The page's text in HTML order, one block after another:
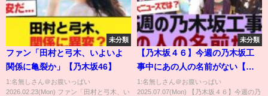
未分類
ファン「田村と弓木、いよいよ
関係に亀裂か」【乃木坂46】
1:名無しさん＠お腹いっぱい
2026.02.23(Mon) ファン「田村と弓木、い
未分類
【乃木坂４６】今週の乃木坂工
事中にあの人の名前がない【反
応集】
1:名無しさん＠お腹いっぱい
2025.07.07(Mon) 【乃木坂４６】今週の乃